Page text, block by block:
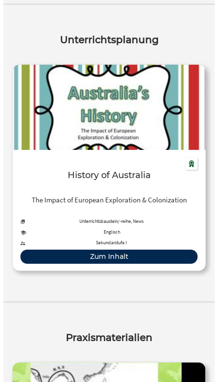
Unterrichtsplanung
History of Australia
The Impact of European Exploration & Colonization
Unterrichtsbaustein/-reihe, News
Englisch
Sekundarstufe I
Zum Inhalt
Praxismaterialien